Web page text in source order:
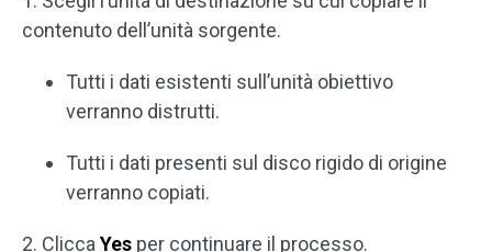
contenuto dell’unità sorgente.
Tutti i dati esistenti sull’unità obiettivo
verranno distrutti.
Tutti i dati presenti sul disco rigido di origine
verranno copiati.
2. Clicca Yes per continuare il processo.